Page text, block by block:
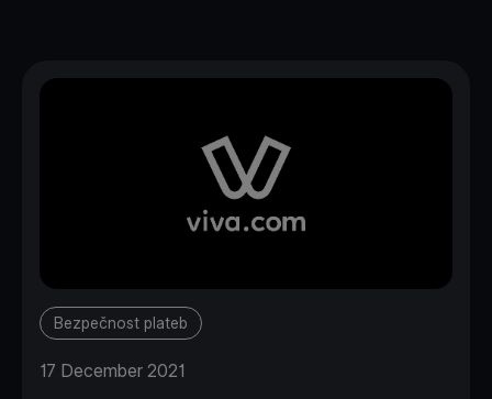
Bezpečnost plateb
17 December 2021